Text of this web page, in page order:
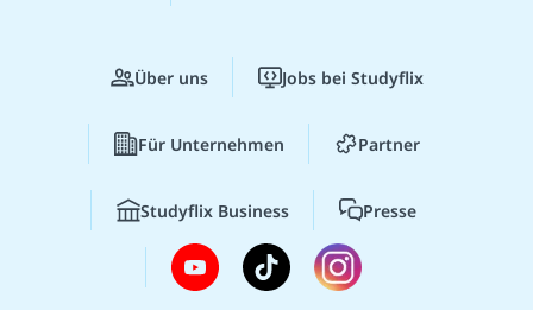
Über uns Jobs bei Studyflix
Für Unternehmen Partner
Studyflix Business Presse